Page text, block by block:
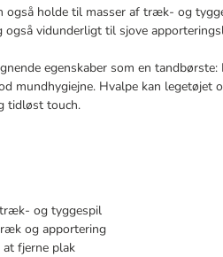
også holde til masser af træk- og
vidunderligt til sjove
egenskaber som en
mundhygiejne. Hvalpe kan legetøjet
tidløst touch.
og tyggespil
og apportering
at fjerne plak